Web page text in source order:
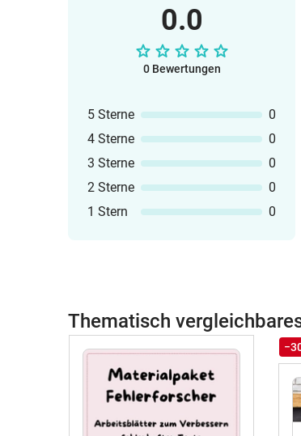
0.0
0 Bewertungen
5 Sterne
0
4 Sterne
0
3 Sterne
0
2 Sterne
0
1 Stern
0
Thematisch